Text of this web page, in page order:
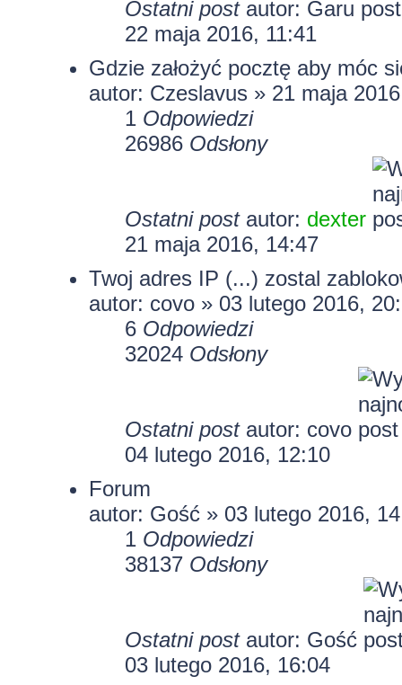
Ostatni post autor: Garu
22 maja 2016, 11:41
Gdzie założyć pocztę aby móc
autor: Czeslavus » 21 maja
1 Odpowiedzi
26986 Odsłony
Ostatni post autor: dexter
21 maja 2016, 14:47
Twoj adres IP (...) zostal
autor: covo» 03 lutego 2016,
6 Odpowiedzi
32024 Odsłony
Ostatni post autor: covo
04 lutego 2016, 12:10
Forum
autor: Gość » 03 lutego 2016,
1 Odpowiedzi
38137 Odsłony
Ostatni post autor: Gość
03 lutego 2016, 16:04